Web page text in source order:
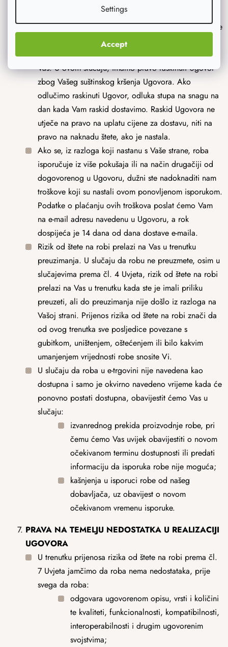
Settings
Accept
U slučaju kršenja obveze preuzimanja robe, osim u
slučajevima iz čl. 4 Uvjeta, to ne znači kršenje obveze
isporuke robe s naše strane. Istodobno, činjenica da
robu niste preuzeli nije raskid Ugovora između nas i
Vas. U ovom slučaju, imamo pravo raskinuti Ugovor
zbog Vašeg suštinskog kršenja Ugovora. Ako
odlučimo raskinuti Ugovor, odluka stupa na snagu na
dan kada Vam raskid dostavimo. Raskid Ugovora ne
utječe na pravo na uplatu cijene za dostavu, niti na
pravo na naknadu štete, ako je nastala.
Ako se, iz razloga koji nastanu s Vaše strane, roba
isporučuje iz više pokušaja ili na način drugačiji od
dogovorenog u Ugovoru, dužni ste nadoknaditi nam
troškove koji su nastali ovom ponovljenom isporukom.
Podatke o plaćanju ovih troškova poslat ćemo Vam
na e-mail adresu navedenu u Ugovoru, a rok
dospijeća je 14 dana od dana dostave e-maila.
Rizik od štete na robi prelazi na Vas u trenutku
preuzimanja. U slučaju da robu ne preuzmete, osim u
slučajevima prema čl. 4 Uvjeta, rizik od štete na robi
prelazi na Vas u trenutku kada ste je imali priliku
preuzeti, ali do preuzimanja nije došlo iz razloga na
Vašoj strani. Prijenos rizika od štete na robi znači da
od ovog trenutka sve posljedice povezane s
gubitkom, uništenjem, oštećenjem ili bilo kakvim
umanjenjem vrijednosti robe snosite Vi.
U slučaju da roba u e-trgovini nije navedena kao
dostupna i samo je okvirno navedeno vrijeme kada će
ponovno postati dostupna, obavijestit ćemo Vas u
slučaju:
izvanrednog prekida proizvodnje robe, pri
čemu ćemo Vas uvijek obavijestiti o novom
očekivanom terminu dostupnosti ili predati
informaciju da isporuka robe nije moguća;
kašnjenja u isporuci robe od našeg
dobavljača, uz obavijest o novom
očekivanom vremenu isporuke.
PRAVA NA TEMELJU NEDOSTATKA U REALIZACIJI
UGOVORA
U trenutku prijenosa rizika od štete na robi prema čl.
7 Uvjeta jamčimo da roba nema nedostataka, prije
svega da roba:
odgovara ugovorenom opisu, vrsti i količini
te kvaliteti, funkcionalnosti, kompatibilnosti,
interoperabilnosti i drugim ugovorenim
svojstvima;